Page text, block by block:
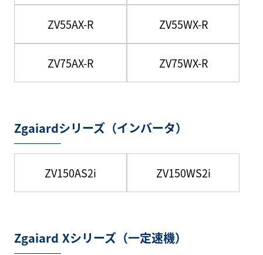
ZV55AX-R ZV55WX-R
ZV75AX-R ZV75WX-R
Zgaiardシリーズ（インバータ）
ZV150AS2i ZV150WS2i
Zgaiard Xシリーズ（一定速機）